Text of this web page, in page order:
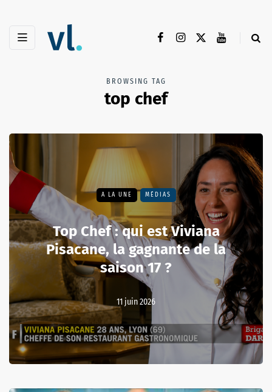
BROWSING TAG
top chef
A LA UNE MÉDIAS
Top Chef : qui est Viviana
Pisacane, la gagnante de la
saison 17 ?
11 juin 2026